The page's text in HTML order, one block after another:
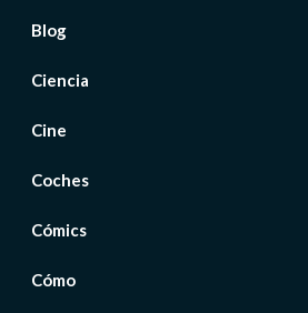
Blog
Ciencia
Cine
Coches
Cómics
Cómo